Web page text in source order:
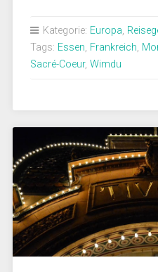
Kategorie: Europa,
Tags: Essen, Frankreich,
Sacré-Coeur, Wimdu